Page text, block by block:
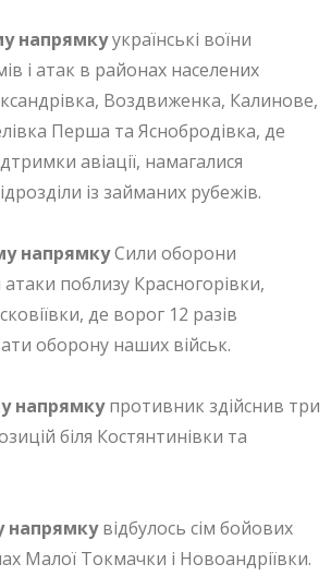
напрямкуукраїнські воїни
і атак в районах населених
Воздвиженка, Калинове,
Перша та Яснобродівка, де
авіації, намагалися
із займаних рубежів.
напрямкуСили оборони
поблизу Красногорівки,
де ворог 12 разів
оборону наших військ.
напрямкупротивник здійснив три
біля Костянтинівки та
напрямкувідбулось сім бойових
Малої Токмачки і Новоандріївки.